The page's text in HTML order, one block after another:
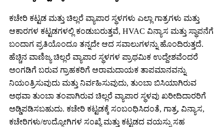
ಕಚೇರಿ ಕಟ್ಟಡ ಮತ್ತು ಚಿಲ್ಲರೆ ವ್ಯಾಪಾರ ಸ್ಥಳಗಳು ಎಲ್ಲಾ ಗಾತ್ರಗಳು ಮತ್ತು
ಆಕಾರಗಳ ಕಟ್ಟಡಗಳಲ್ಲಿ ಕಂಡುಬರುತ್ತವೆ, HVAC ವಿನ್ಯಾಸ ಮತ್ತು ಸ್ಥಾಪನೆಗೆ
ಬಂದಾಗ ಪ್ರತಿಯೊಂದೂ ತನ್ನದೇ ಆದ ಸವಾಲುಗಳನ್ನು ಹೊಂದಿರುತ್ತದೆ.
ಹೆಚ್ಚಿನ ವಾಣಿಜ್ಯ ಚಿಲ್ಲರೆ ವ್ಯಾಪಾರ ಸ್ಥಳಗಳ ಪ್ರಾಥಮಿಕ ಉದ್ದೇಶವೆಂದರೆ
ಅಂಗಡಿಗೆ ಬರುವ ಗ್ರಾಹಕರಿಗೆ ಆರಾಮದಾಯಕ ತಾಪಮಾನವನ್ನು
ನಿಯಂತ್ರಿಸುವುದು ಮತ್ತು ನಿರ್ವಹಿಸುವುದು, ತುಂಬಾ ಬಿಸಿಯಾಗಿರುವ
ಅಥವಾ ತುಂಬಾ ತಂಪಾಗಿರುವ ಚಿಲ್ಲರೆ ವ್ಯಾಪಾರ ಸ್ಥಳವು ಖರೀದಿದಾರರಿಗೆ
ಅಡ್ಡಿಪಡಿಸಬಹುದು. ಕಚೇರಿ ಕಟ್ಟಡಕ್ಕೆ ಸಂಬಂಧಿಸಿದಂತೆ, ಗಾತ್ರ, ವಿನ್ಯಾಸ,
ಕಚೇರಿಗಳು/ಉದ್ಯೋಗಿಗಳ ಸಂಖ್ಯೆ ಮತ್ತು ಕಟ್ಟಡದ ವಯಸ್ಸು ಸಹ